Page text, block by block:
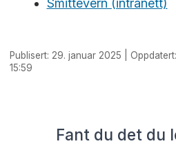
Smittevern (intranett)
Publisert: 29. januar 2025 |
15:59
Fant du det du